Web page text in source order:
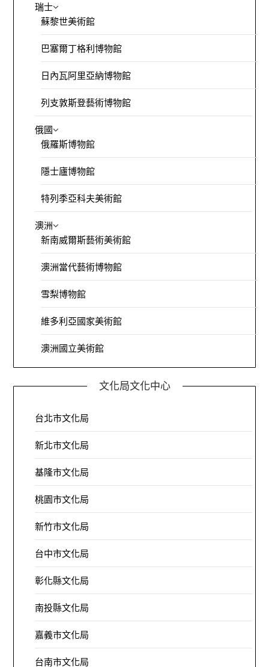
瑞士
蘇黎世美術館
巴塞爾丁格利博物館
日內瓦阿里亞納博物館
列支敦斯登藝術博物館
俄國
俄羅斯博物館
隱士廬博物館
特列季亞科夫美術館
澳洲
新南威爾斯藝術美術館
澳洲當代藝術博物館
雪梨博物館
維多利亞國家美術館
澳洲國立美術館
文化局文化中心
台北市文化局
新北市文化局
基隆市文化局
桃園市文化局
新竹市文化局
台中市文化局
彰化縣文化局
南投縣文化局
嘉義市文化局
台南市文化局